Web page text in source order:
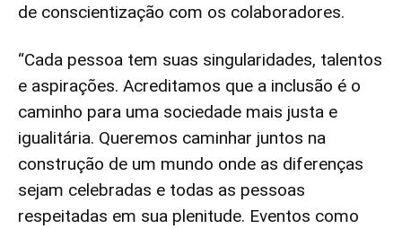
de conscientização com os colaboradores.
“Cada pessoa tem suas singularidades, talentos
e aspirações. Acreditamos que a inclusão é o
caminho para uma sociedade mais justa e
igualitária. Queremos caminhar juntos na
construção de um mundo onde as diferenças
sejam celebradas e todas as pessoas
respeitadas em sua plenitude. Eventos como